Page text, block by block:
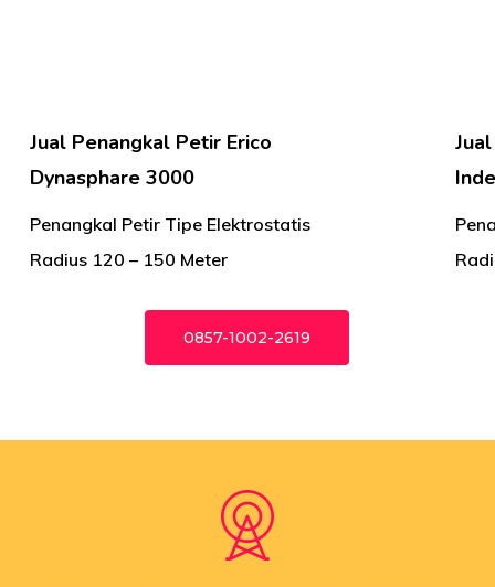
Jual Penangkal Petir Erico
Dynasphare 3000
Penangkal Petir Tipe Elektrostatis
Radius 120 – 150 Meter
0857-1002-2619